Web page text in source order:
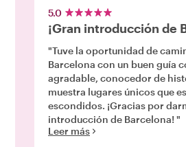
5.0
¡Gran introducción de
"Tuve la oportunidad de
Barcelona con un buen guía
agradable, conocedor de
muestra lugares únicos que
escondidos. ¡Gracias por
introducción de Barcelona! "
Leer más